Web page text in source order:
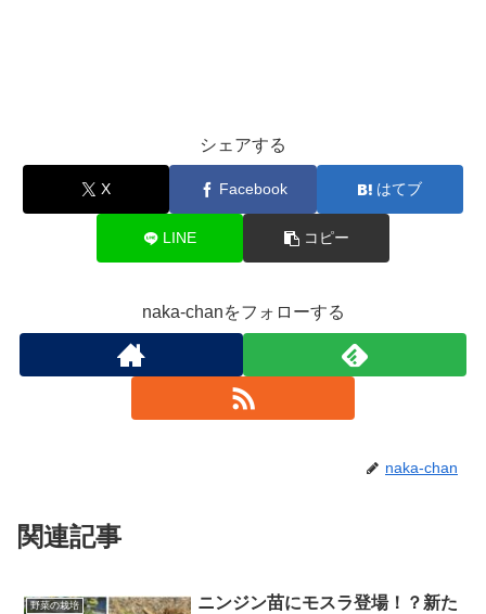
シェアする
X Facebook はてブ
LINE コピー
naka-chanをフォローする
naka-chan
関連記事
野菜の栽培
ニンジン苗にモスラ登場！？新た